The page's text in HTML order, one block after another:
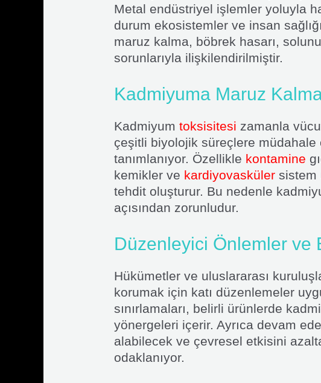
Metal endüstriyel işlemler yoluyla
durum ekosistemler ve insan
maruz kalma, böbrek hasarı,
sorunlarıyla ilişkilendirilmiştir.
Kadmiyuma Maruz
Kadmiyum toksisitesi zamanla
çeşitli biyolojik süreçlere müdahale
tanımlanıyor. Özellikle kontamine
kemikler ve kardiyovaskülersistem
tehdit oluşturur. Bu nedenle
açısından zorunludur.
Düzenleyici Önlemler ve
Hükümetler ve uluslararası
korumak için katı düzenlemeler
sınırlamaları, belirli ürünlerde
yönergeleri içerir. Ayrıca devam
alabilecek ve çevresel etkisini
odaklanıyor.